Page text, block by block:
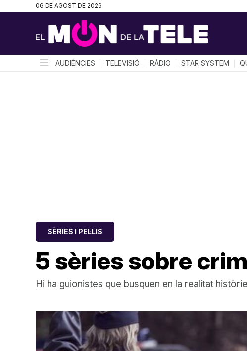
06 DE AGOST DE 2026
AUDIÈNCIES TELEVISIÓ RÀDIO STAR SYSTEM
5 sèries sobre
SÈRIES I PEL·LIS
Hi ha guionistes que busquen en la realitat